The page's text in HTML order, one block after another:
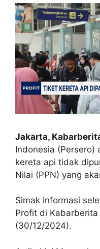
Jakarta,
Indonesia (Persero)
kereta api tidak
Nilai (PPN) yang
Simak informasi
Profit di
(30/12/2024).